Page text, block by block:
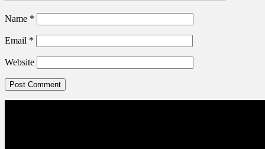
Name *
Email *
Website